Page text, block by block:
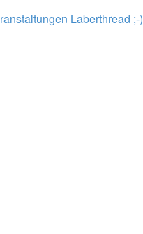
Laberthread ;-)